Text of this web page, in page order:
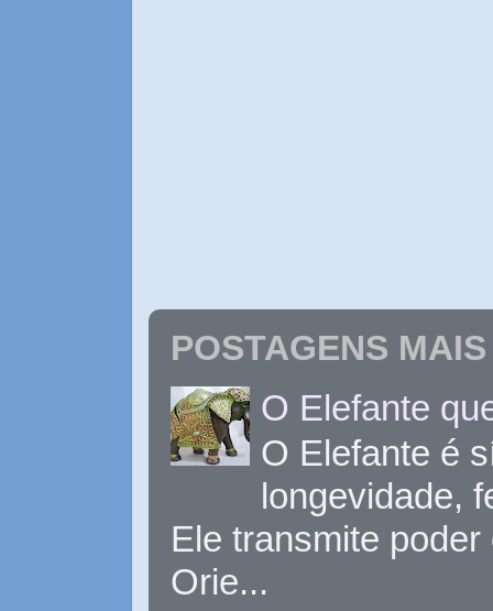
POSTAGENS
O Elefante
O Elefante é
longevidade,
Ele transmite
Orie...